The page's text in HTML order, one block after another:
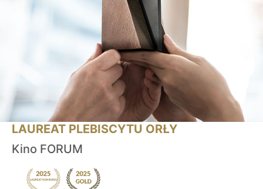
LAUREAT PLEBISCYTU ORŁY
Kino FORUM